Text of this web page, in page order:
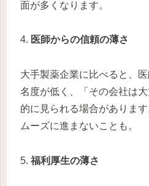
面が多くなります。
4. 医師からの信頼の薄さ
大手製薬企業に比べると、
名度が低く、「その会社は
的に見られる場合がありま
ムーズに進まないことも。
5. 福利厚生の薄さ